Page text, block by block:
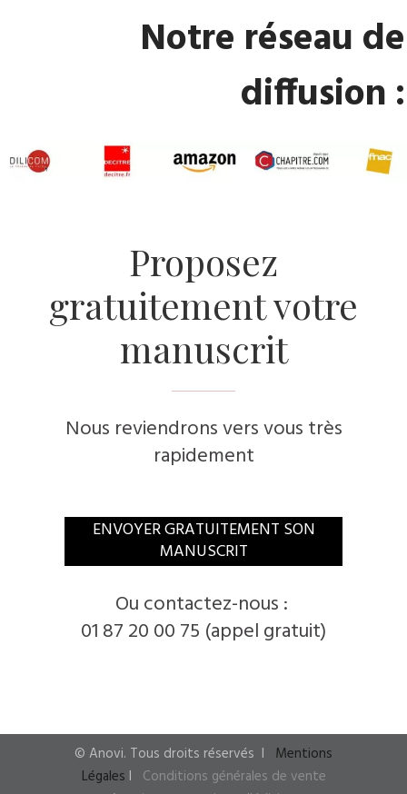
Notre réseau de
diffusion :
Proposez
gratuitement votre
manuscrit
Nous reviendrons vers vous très
rapidement
ENVOYER GRATUITEMENT SON
MANUSCRIT
Ou contactez-nous :
01 87 20 00 75 (appel gratuit)
© Anovi. Tous droits réservés I Mentions
Légales I Conditions générales de vente